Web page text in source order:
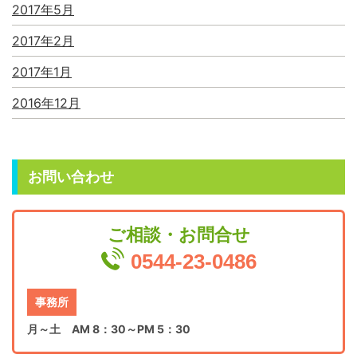
2017年5月
2017年2月
2017年1月
2016年12月
お問い合わせ
ご相談・お問合せ
0544-23-0486
事務所
月～土 AM 8：30～PM 5：30